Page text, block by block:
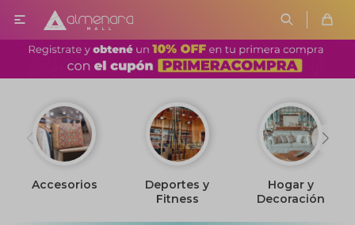

Accesorios
Deportes y
Fitness
Hogar y
Decoración